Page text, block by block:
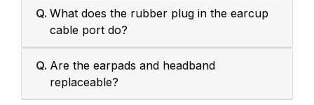
Q. What does the rubber plug in the earcup
cable port do?
Q. Are the earpads and headband
replaceable?